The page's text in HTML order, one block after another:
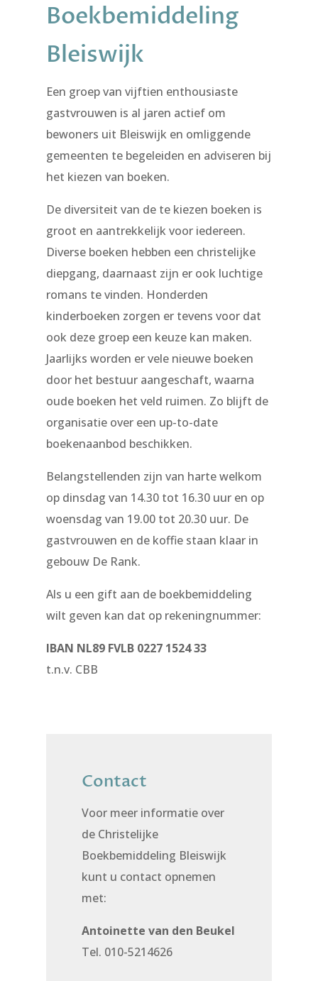
Boekbemiddeling
Bleiswijk
Een groep van vijftien enthousiaste
gastvrouwen is al jaren actief om
bewoners uit Bleiswijk en omliggende
gemeenten te begeleiden en adviseren bij
het kiezen van boeken.
De diversiteit van de te kiezen boeken is
groot en aantrekkelijk voor iedereen.
Diverse boeken hebben een christelijke
diepgang, daarnaast zijn er ook luchtige
romans te vinden. Honderden
kinderboeken zorgen er tevens voor dat
ook deze groep een keuze kan maken.
Jaarlijks worden er vele nieuwe boeken
door het bestuur aangeschaft, waarna
oude boeken het veld ruimen. Zo blijft de
organisatie over een up-to-date
boekenaanbod beschikken.
Belangstellenden zijn van harte welkom
op dinsdag van 14.30 tot 16.30 uur en op
woensdag van 19.00 tot 20.30 uur. De
gastvrouwen en de koffie staan klaar in
gebouw De Rank.
Als u een gift aan de boekbemiddeling
wilt geven kan dat op rekeningnummer:
IBAN NL89 FVLB 0227 1524 33
t.n.v. CBB
Contact
Voor meer informatie over
de Christelijke
Boekbemiddeling Bleiswijk
kunt u contact opnemen
met:
Antoinette van den Beukel
Tel. 010-5214626